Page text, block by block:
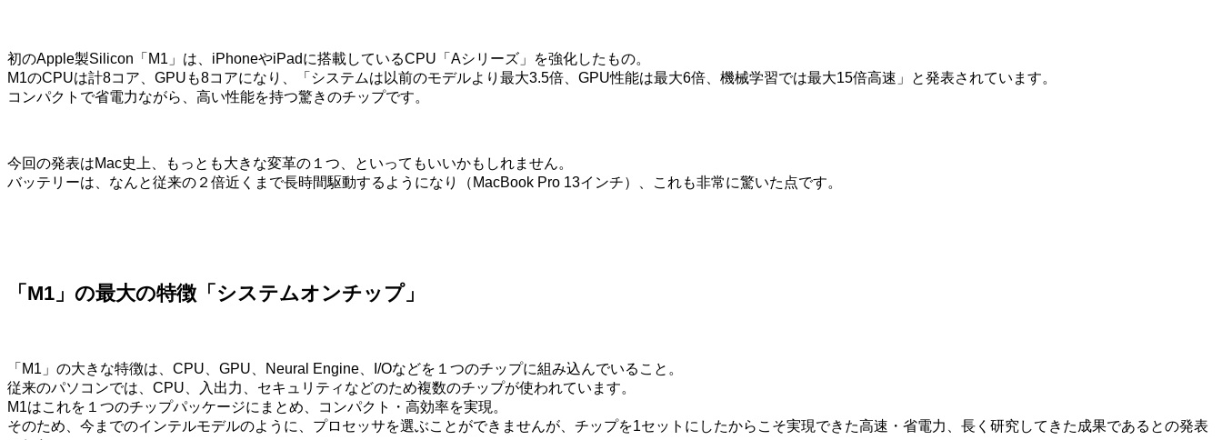
初のApple製Silicon「M1」は、iPhoneやiPadに搭載しているCPU「Aシリーズ」を強化したもの。
M1のCPUは計8コア、GPUも8コアになり、「システムは以前のモデルより最大3.5倍、GPU性能は最大6倍、機械学習では最大15倍高速」と発表されています。
コンパクトで省電力ながら、高い性能を持つ驚きのチップです。
今回の発表はMac史上、もっとも大きな変革の１つ、といってもいいかもしれません。
バッテリーは、なんと従来の２倍近くまで長時間駆動するようになり（MacBook Pro 13インチ）、これも非常に驚いた点です。
「M1」の最大の特徴「システムオンチップ」
「M1」の大きな特徴は、CPU、GPU、Neural Engine、I/Oなどを１つのチップに組み込んでいること。
従来のパソコンでは、CPU、入出力、セキュリティなどのため複数のチップが使われています。
M1はこれを１つのチップパッケージにまとめ、コンパクト・高効率を実現。
そのため、今までのインテルモデルのように、プロセッサを選ぶことができませんが、チップを1セットにしたからこそ実現できた高速・省電力、長く研究してきた成果であるとの発表